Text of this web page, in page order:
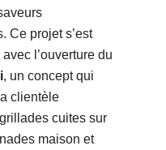
Ce projet s’est
l’ouverture du
, un concept qui
clientèle
cuites sur
maison et